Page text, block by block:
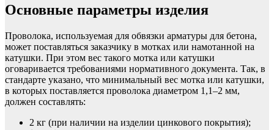
Основные параметры изделия
Проволока, используемая для обвязки арматуры для бетона,
может поставляться заказчику в мотках или намотанной на
катушки. При этом вес такого мотка или катушки
оговаривается требованиями нормативного документа. Так, в
стандарте указано, что минимальный вес мотка или катушки,
в которых поставляется проволока диаметром 1,1–2 мм,
должен составлять:
2 кг (при наличии на изделии цинкового покрытия);